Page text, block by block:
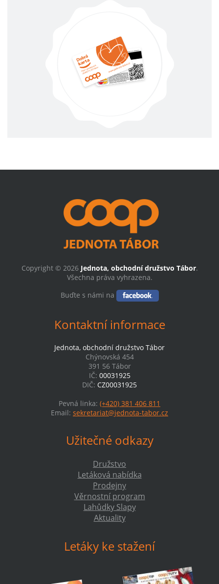
Copyright © 2026 Jednota, obchodní družstvo Tábor.
Všechna práva vyhrazena.
Buďte s námi na
Kontaktní informace
Jednota, obchodní družstvo Tábor
Chýnovská 454
391 56 Tábor
IČ: 00031925
DIČ: CZ00031925
Pevná linka: (+420) 381 406 811
Email: sekretariat@jednota-tabor.cz
Užitečné odkazy
Družstvo
Letáková nabídka
Prodejny
Věrnostní program
Lahůdky Slapy
Aktuality
Letáky ke stažení